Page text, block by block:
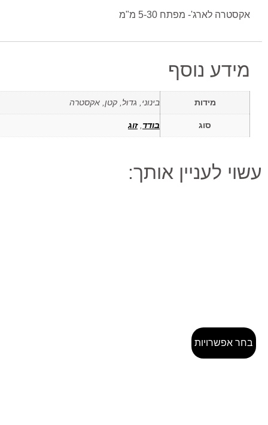
אקסטרה לארג'- מפתח 5-30 מ"מ
מידע נוסף
מידות בינוני, גדול, קטן, אקסטרה
סוג בודד ,זוג
עשוי לעניין אותך:
בחר אפשרויות